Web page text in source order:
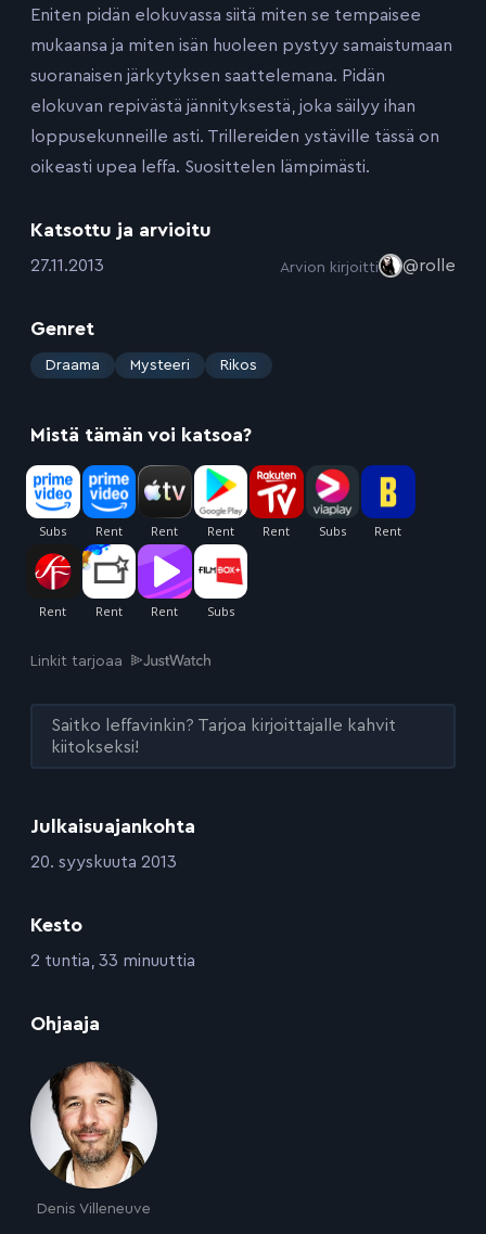
Julkaisuajankohta
:20. syyskuuta 2013
Kesto
:2 tuntia, 33 minuuttia
Ohjaaja
Denis Villeneuve
Eniten pidän elokuvassa siitä miten se tempaisee
mukaansa ja miten isän huoleen pystyy samaistumaan
suoranaisen järkytyksen saattelemana. Pidän
elokuvan repivästä jännityksestä, joka säilyy ihan
loppusekunneille asti. Trillereiden ystäville tässä on
oikeasti upea leffa. Suosittelen lämpimästi.
Katsottu ja arvioitu
:27.11.2013 Arvion kirjoitti @rolle
Genret
: Draama Mysteeri Rikos
Mistä tämän voi katsoa?
Linkit tarjoaa
Saitko leffavinkin? Tarjoa kirjoittajalle kahvit
kiitokseksi!